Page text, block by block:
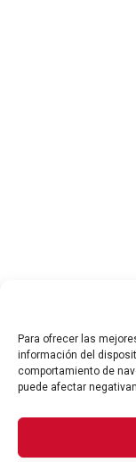
Para ofrecer las
información del
comportamiento de
puede afectar